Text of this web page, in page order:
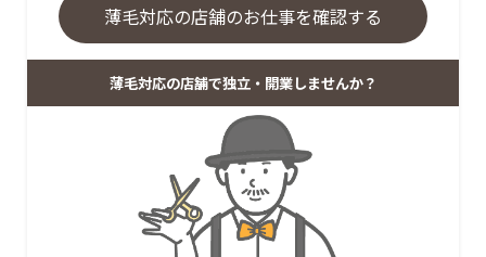
薄毛対応の店舗のお仕事を確認する
薄毛対応の店舗で独立・開業しませんか？